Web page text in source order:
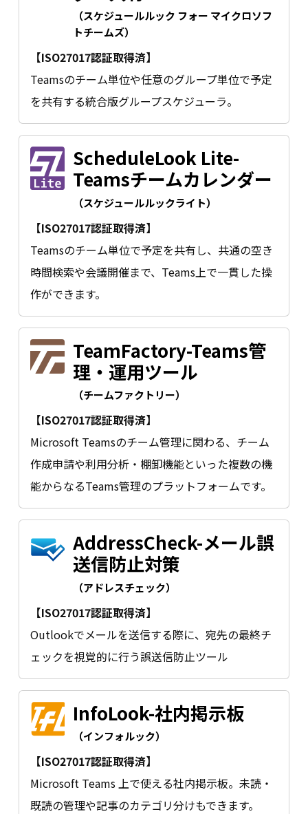
（スケジュールルック フォー マイクロソフ
トチームズ）
【ISO27017認証取得済】
Teamsのチーム単位や任意のグループ単位で予定
を共有する統合版グループスケジューラ。
ScheduleLook Lite-
Teamsチームカレンダー
（スケジュールルックライト）
【ISO27017認証取得済】
Teamsのチーム単位で予定を共有し、共通の空き
時間検索や会議開催まで、Teams上で一貫した操
作ができます。
TeamFactory-Teams管
理・運用ツール
（チームファクトリー）
【ISO27017認証取得済】
Microsoft Teamsのチーム管理に関わる、チーム
作成申請や利用分析・棚卸機能といった複数の機
能からなるTeams管理のプラットフォームです。
AddressCheck-メール誤
送信防止対策
（アドレスチェック）
【ISO27017認証取得済】
Outlookでメールを送信する際に、宛先の最終チ
ェックを視覚的に行う誤送信防止ツール
InfoLook-社内掲示板
（インフォルック）
【ISO27017認証取得済】
Microsoft Teams 上で使える社内掲示板。未読・
既読の管理や記事のカテゴリ分けもできます。